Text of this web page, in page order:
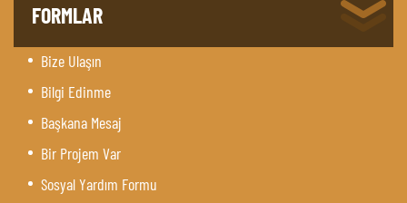
FORMLAR
Bize Ulaşın
Bilgi Edinme
Başkana Mesaj
Bir Projem Var
Sosyal Yardım Formu